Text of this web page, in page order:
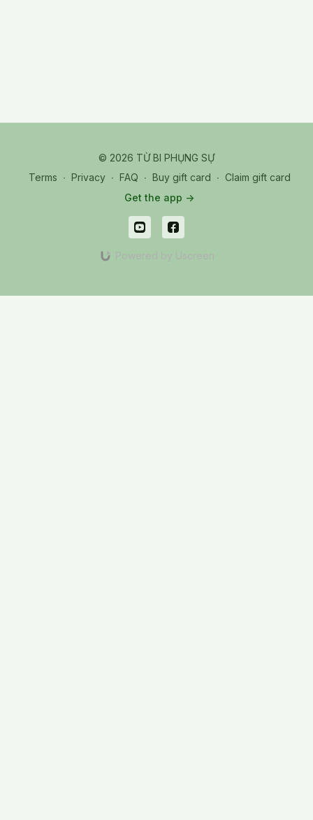
© 2026 TỪ BI PHỤNG SỰ
Terms ∙ Privacy ∙ FAQ ∙ Buy gift card ∙ Claim gift card
Get the app ->
Powered by Uscreen